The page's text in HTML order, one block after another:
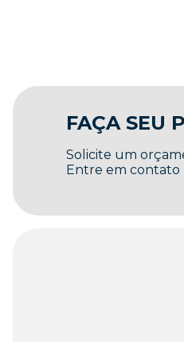
FAÇA SEU
Solicite um
Entre em contato